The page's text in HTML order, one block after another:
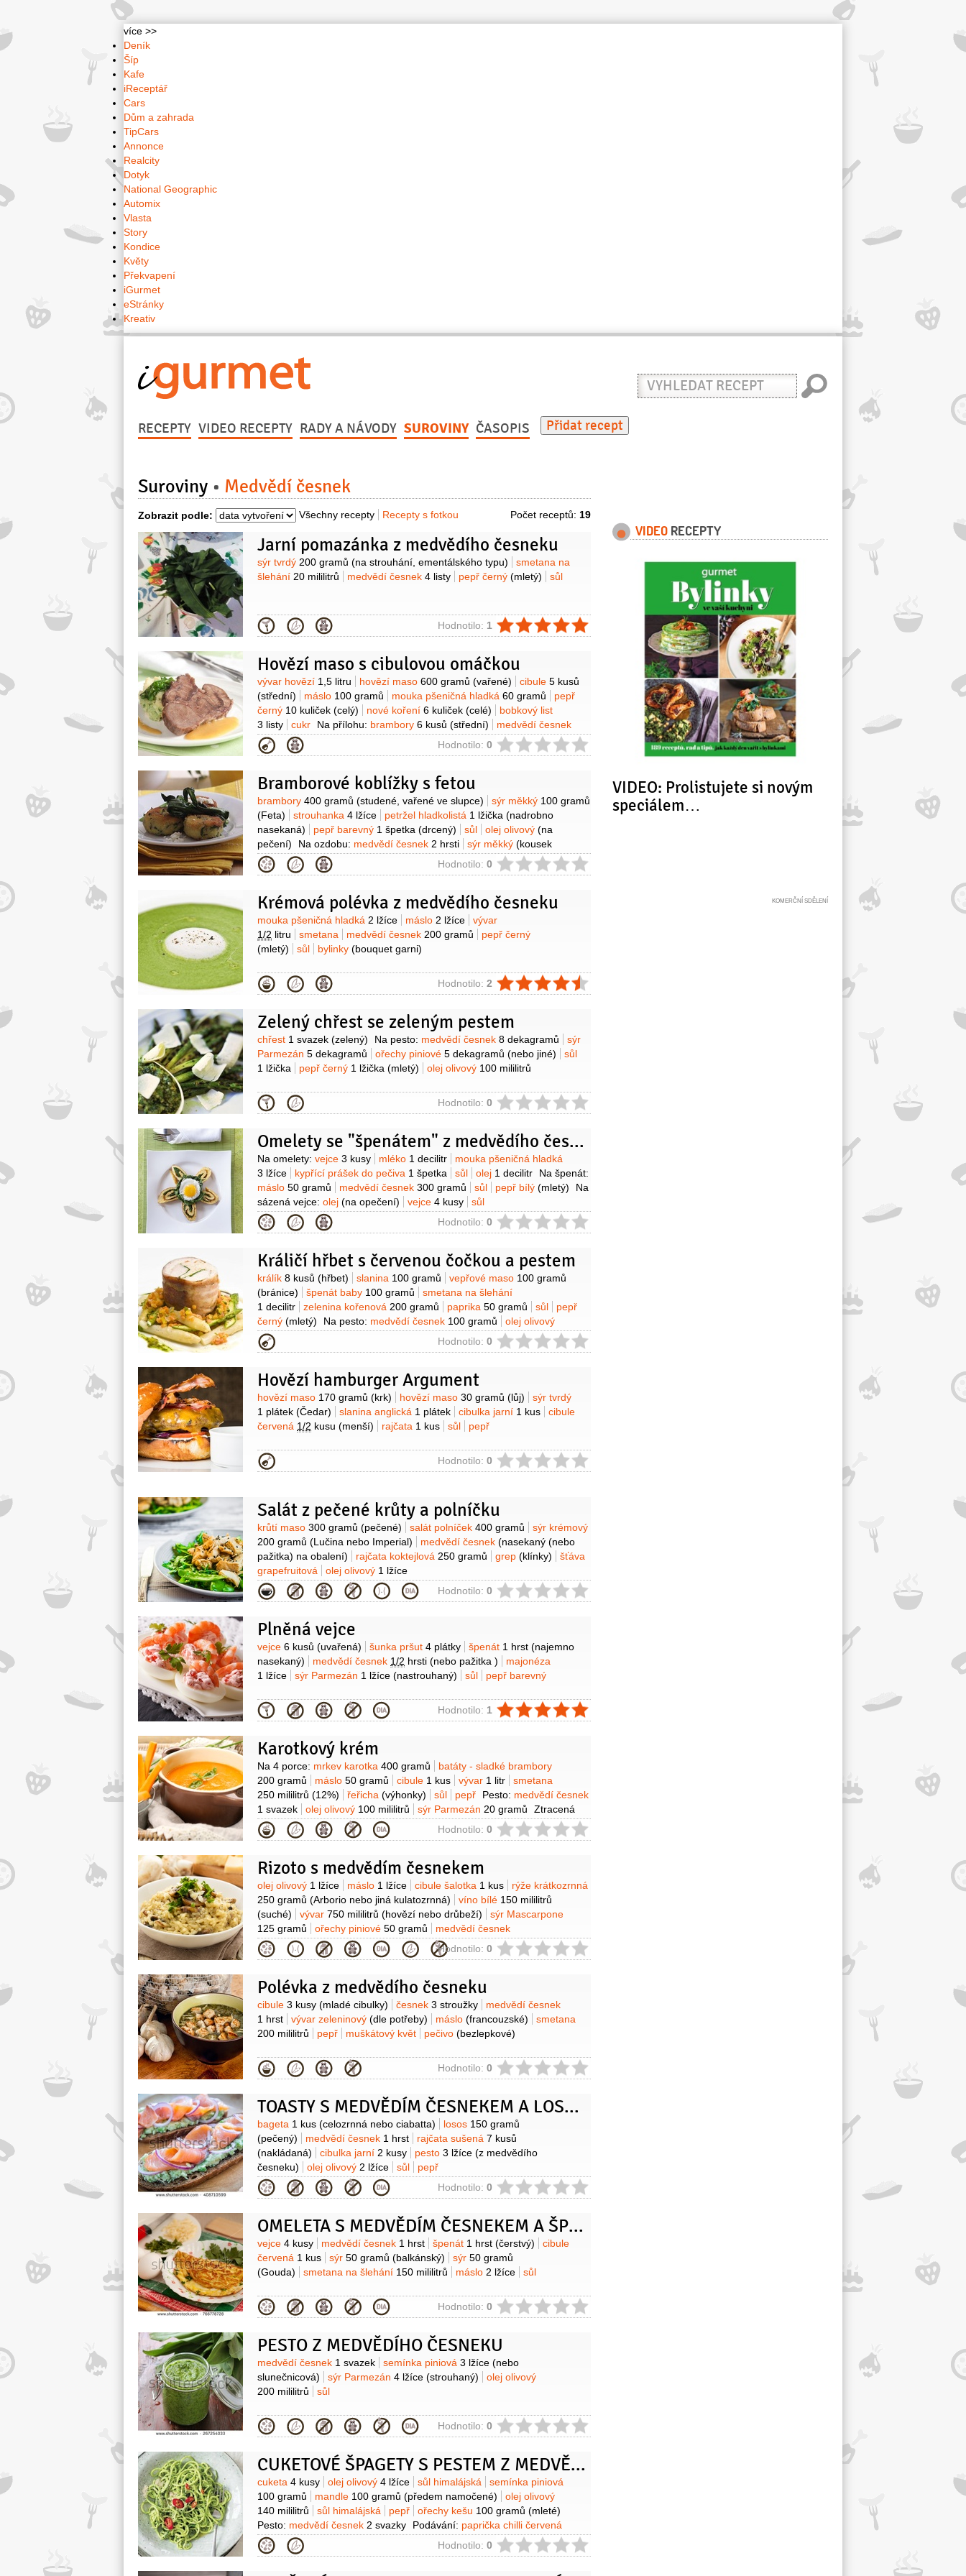
více >>
Deník
Šíp
Kafe
iReceptář
Cars
Dům a zahrada
TipCars
Annonce
Realcity
Dotyk
National Geographic
Automix
Vlasta
Story
Kondice
Květy
Překvapení
iGurmet
eStránky
Kreativ
Vyhledat
recept
RECEPTY VIDEO RECEPTY RADY A NÁVODY SUROVINY ČASOPIS Přidat recept
Suroviny Medvědí česnek
Zobrazit podle: Všechny recepty Recepty s fotkou Počet receptů: 19
Jarní pomazánka z medvědího česneku
Suroviny
sýr tvrdý 200 gramů (na strouhání, ementálského typu)
smetana na
šlehání 20 mililitrů medvědí česnek 4 listy pepř černý (mletý) sůl
Kategorie Hodnotilo: 1
Hovězí maso s cibulovou omáčkou
Suroviny
vývar hovězí 1,5 litru hovězí maso 600 gramů (vařené) cibule 5 kusů
(střední)
máslo 100 gramů mouka pšeničná hladká 60 gramů
pepř
černý 10 kuliček (celý) nové koření 6 kuliček (celé)
bobkový list
3 listy
cukr Na přílohu: brambory 6 kusů (střední)
medvědí česnek
1 svazek
Kategorie Hodnotilo: 0
Bramborové koblížky s fetou
Suroviny
brambory 400 gramů (studené, vařené ve slupce) sýr měkký 100 gramů
(Feta)
strouhanka 4 lžíce petržel hladkolistá 1 lžička (nadrobno
nasekaná)
pepř barevný 1 špetka (drcený) sůl olej olivový (na
pečení)
Na ozdobu: medvědí česnek 2 hrsti sýr měkký (kousek
Fety)
máslo1 lžíce
Kategorie Hodnotilo: 0
Krémová polévka z medvědího česneku
Suroviny
mouka pšeničná hladká 2 lžíce máslo 2 lžíce
vývar
1/2 litru smetana medvědí česnek 200 gramů
pepř černý
(mletý)
sůl bylinky (bouquet garni)
Kategorie Hodnotilo: 2
Zelený chřest se zeleným pestem
Suroviny
chřest 1 svazek (zelený) Na pesto: medvědí česnek 8 dekagramů
sýr
Parmezán 5 dekagramů ořechy piniové 5 dekagramů (nebo jiné)
sůl
1 lžička
pepř černý 1 lžička (mletý) olej olivový 100 mililitrů
Kategorie Hodnotilo: 0
Omelety se "špenátem" z medvědího česneku
Suroviny
Na omelety: vejce 3 kusy mléko 1 decilitr
mouka pšeničná hladká
3 lžíce
kypřící prášek do pečiva 1 špetka sůl olej 1 decilitr
Na špenát:
máslo 50 gramů medvědí česnek 300 gramů sůl pepř bílý (mletý)
Na
sázená vejce: olej (na opečení) vejce 4 kusy sůl
Kategorie Hodnotilo: 0
Králičí hřbet s červenou čočkou a pestem
Suroviny
králík 8 kusů (hřbet) slanina 100 gramů vepřové maso 100 gramů
(bránice)
špenát baby 100 gramů
smetana na šlehání
1 decilitr
zelenina kořenová 200 gramů paprika 50 gramů sůl
pepř
černý (mletý) Na pesto: medvědí česnek 100 gramů
olej olivový
1 decilitr
(loupané, nadrobno nakrájené)
Kategorie Hodnotilo: 0
Hovězí hamburger Argument
Suroviny
hovězí maso 170 gramů (krk) hovězí maso 30 gramů (lůj)
sýr tvrdý
1 plátek (Čedar) slanina anglická 1 plátek cibulka jarní 1 kus
cibule
červená 1/2 kusu (menší) rajčata 1 kus sůl pepř
Kategorie Hodnotilo: 0
Salát z pečené krůty a polníčku
Suroviny
krůtí maso 300 gramů (pečené) salát polníček 400 gramů
sýr krémový
200 gramů (Lučina nebo Imperial) medvědí česnek (nasekaný (nebo
pažitka) na obalení)
rajčata koktejlová 250 gramů grep (klínky)
šťáva
grapefruitová
olej olivový 1 lžíce
Kategorie Hodnotilo: 0
Plněná vejce
Suroviny
vejce 6 kusů (uvařená) šunka pršut 4 plátky špenát 1 hrst (najemno
nasekaný)
medvědí česnek 1/2 hrsti (nebo pažitka )
majonéza
1 lžíce
sýr Parmezán 1 lžíce (nastrouhaný) sůl pepř barevný
Kategorie Hodnotilo: 1
Karotkový krém
Suroviny
Na 4 porce: mrkev karotka 400 gramů
batáty - sladké brambory
200 gramů
máslo 50 gramů cibule 1 kus vývar 1 litr
smetana
250 mililitrů (12%) řeřicha (výhonky) sůl pepř Pesto: medvědí česnek
1 svazek
olej olivový 100 mililitrů sýr Parmezán 20 gramů
Ztracená
vejce:
vejce 4 kusy ocet 100 mililitrů
Kategorie Hodnotilo: 0
Rizoto s medvědím česnekem
Suroviny
olej olivový 1 lžíce máslo 1 lžíce cibule šalotka 1 kus
rýže krátkozrnná
250 gramů (Arborio nebo jiná kulatozrnná) víno bílé 150 mililitrů
(suché)
vývar 750 mililitrů (hovězí nebo drůbeží)
sýr Mascarpone
125 gramů
ořechy piniové 50 gramů medvědí česnek
Kategorie Hodnotilo: 0
Polévka z medvědího česneku
Suroviny
cibule 3 kusy (mladé cibulky) česnek 3 stroužky
medvědí česnek
1 hrst
vývar zeleninový (dle potřeby) máslo (francouzské)
smetana
200 mililitrů
pepř muškátový květ pečivo (bezlepkové)
Kategorie Hodnotilo: 0
TOASTY S MEDVĚDÍM ČESNEKEM A LOSOSEM
Suroviny
bageta 1 kus (celozrnná nebo ciabatta) losos 150 gramů
(pečený)
medvědí česnek 1 hrst rajčata sušená 7 kusů
(nakládaná)
cibulka jarní 2 kusy pesto 3 lžíce (z medvědího
česneku)
olej olivový 2 lžíce sůl pepř
Kategorie Hodnotilo: 0
OMELETA S MEDVĚDÍM ČESNEKEM A ŠPENÁTEM
Suroviny
vejce 4 kusy medvědí česnek 1 hrst špenát 1 hrst (čerstvý)
cibule
červená 1 kus sýr 50 gramů (balkánský) sýr 50 gramů
(Gouda)
smetana na šlehání 150 mililitrů máslo 2 lžíce sůl
Kategorie Hodnotilo: 0
PESTO Z MEDVĚDÍHO ČESNEKU
Suroviny
medvědí česnek 1 svazek semínka piniová 3 lžíce (nebo
slunečnicová)
sýr Parmezán 4 lžíce (strouhaný)
olej olivový
200 mililitrů
sůl
Kategorie Hodnotilo: 0
CUKETOVÉ ŠPAGETY S PESTEM Z MEDVĚDÍHO ČESNEKU
Suroviny
cuketa 4 kusy olej olivový 4 lžíce sůl himalájská
semínka piniová
100 gramů
mandle 100 gramů (předem namočené)
olej olivový
140 mililitrů
sůl himalájská pepř ořechy kešu 100 gramů (mleté)
Pesto: medvědí česnek 2 svazky Podávání: paprička chilli červená
Kategorie Hodnotilo: 0
VIDEO RECEPTY
VIDEO: Prolistujete si novým
speciálem…